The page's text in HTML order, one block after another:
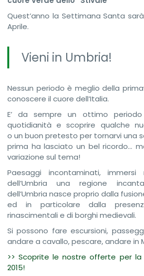
Quest’anno la Settimana Santa
Aprile.
Vieni in Umbria!
Nessun periodo è meglio della
conoscere il cuore dell’Italia.
E’ da sempre un ottimo
quotidianità e scoprire qualche
o un buon pretesto per tornarvi una
prima ha lasciato un bel ricordo…
variazione sul tema!
Paesaggi incontaminati,
dell’Umbria una regione
dell’Umbria nasce proprio dalla
ed in particolare dalla
rinascimentali e di borghi medievali.
Si possono fare escursioni,
andare a cavallo, pescare, andare in
>> Scoprite le nostre offerte per la
2015!